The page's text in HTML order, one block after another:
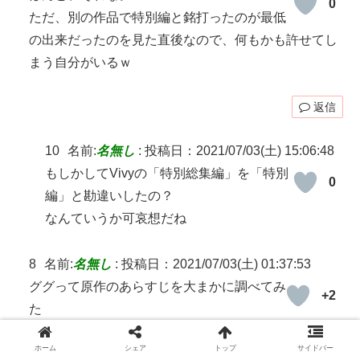
0
ただ、別の作品で特別編と銘打ったのが最低
の出来だったのを見た直後なので、何もかも許せてし
まう自分がいるｗ
返信
10 名前:名無し : 投稿日：2021/07/03(土) 15:06:48
0
もしかしてVivyの「特別総集編」を「特別
編」と勘違いしたの？
なんていうか可哀想だね
8 名前:名無し : 投稿日：2021/07/03(土) 01:37:53
+2
ググって原作のあらすじを大まかに調べてみ
た
震災前(厳密には赤煉瓦倉庫突入)までは概ね原作通り
震災後はほぼ全てアニメオリジナル
ホーム シェア トップ サイドバー